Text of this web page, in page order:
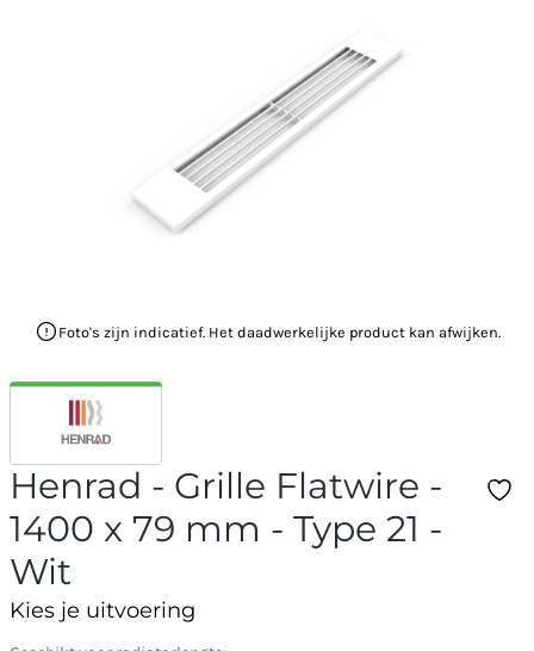
Foto's zijn indicatief. Het daadwerkelijke product kan afwijken.
Henrad - Grille Flatwire -
1400 x 79 mm - Type 21 -
Wit
Kies je uitvoering